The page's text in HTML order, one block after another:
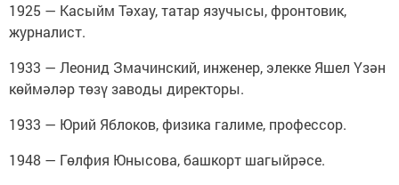
1925 — Касыйм Тәхау, татар язучысы, фронтовик,
журналист.
1933 — Леонид Змачинский, инженер, элекке Яшел Үзән
көймәләр төзү заводы директоры.
1933 — Юрий Яблоков, физика галиме, профессор.
1948 — Гөлфия Юнысова, башкорт шагыйрәсе.